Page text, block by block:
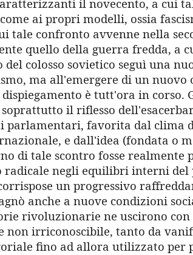
il novecento, a cui
ai propri modelli, ossia
tale confronto avvenne nella
quello della guerra fredda, a
colosso sovietico seguì una
ma all'emergere di un nuovo
è tutt'ora in corso.
il riflesso
parlamentari, favorita dal clima
e dall'idea (fondata o
di tale scontro fosse realmente
negli equilibri interni del
un progressivo
anche a nuove condizioni
rivoluzionarie ne uscirono con
non irriconoscibile, tanto da
fino ad allora utilizzato per